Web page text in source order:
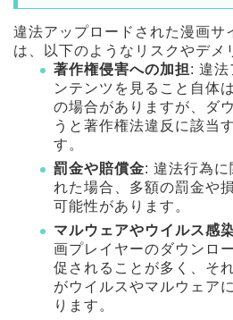
違法アップロードされた漫画サ
は、以下のようなリスクやデメ
著作権侵害への加担: 違法
ンテンツを見ること自体
の場合がありますが、ダ
うと著作権法違反に該当
す。
罰金や賠償金: 違法行為に
れた場合、多額の罰金や
可能性があります。
マルウェアやウイルス感
画プレイヤーのダウンロ
促されることが多く、そ
がウイルスやマルウェア
ります。